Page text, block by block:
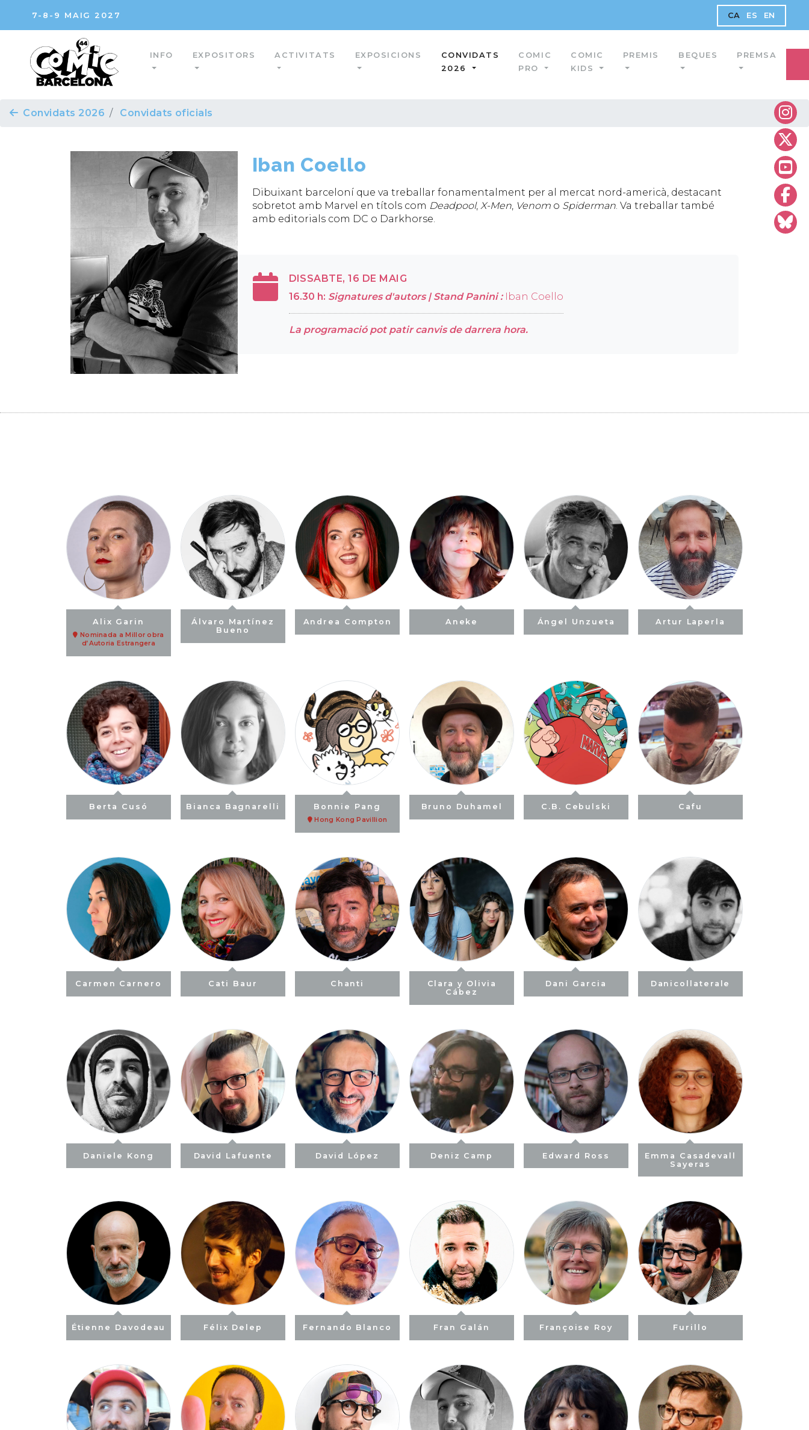
7-8-9 MAIG 2027 CA ES EN
INFO EXPOSITORS ACTIVITATS EXPOSICIONS
CONVIDATS
2026
COMIC
PRO
COMIC
KIDS
PREMIS BEQUES PREMSA
Convidats 2026 Convidats oficials
Iban Coello
Dibuixant barceloní que va treballar fonamentalment per al mercat nord-americà, destacant
sobretot amb Marvel en títols com Deadpool, X-Men, Venomo Spiderman. Va treballar també
amb editorials com DC o Darkhorse.
DISSABTE, 16 DE MAIG
16.30 h: Signatures d'autors |Stand Panini : Iban Coello
La programació pot patir canvis de darrera hora.
Alix Garin
Nominada a Millor obra
d’Autoria Estrangera
Álvaro Martínez
Bueno
Andrea Compton Aneke Ángel Unzueta Artur Laperla
Berta Cusó Bianca Bagnarelli Bonnie Pang
Hong Kong Pavillion
Bruno Duhamel C.B. Cebulski Cafu
Carmen Carnero Cati Baur Chanti
Clara y Olivia
Cábez
Dani Garcia Danicollaterale
Daniele Kong David Lafuente David López Deniz Camp Edward Ross
Emma Casadevall
Sayeras
Étienne Davodeau Félix Delep Fernando Blanco Fran Galán Françoise Roy Furillo